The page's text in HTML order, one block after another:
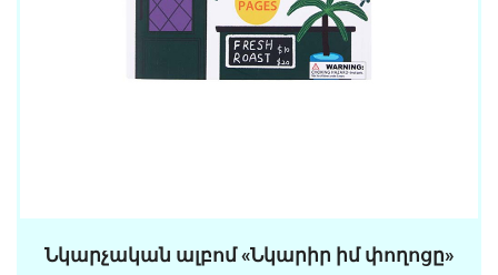
Նկարչական ալբոմ «Նկարիր իմ փողոցը»